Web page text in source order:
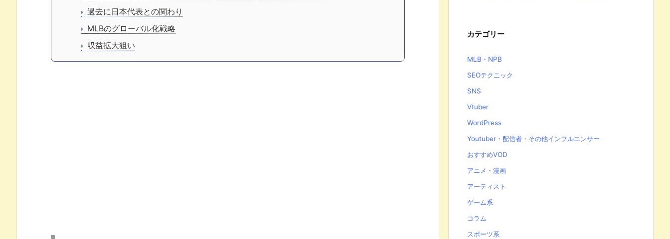
過去に日本代表との関わり
MLBのグローバル化戦略
収益拡大狙い
カテゴリー
MLB・NPB
SEOテクニック
SNS
Vtuber
WordPress
Youtuber・配信者・その他インフルエンサー
おすすめVOD
アニメ・漫画
アーティスト
ゲーム系
コラム
スポーツ系